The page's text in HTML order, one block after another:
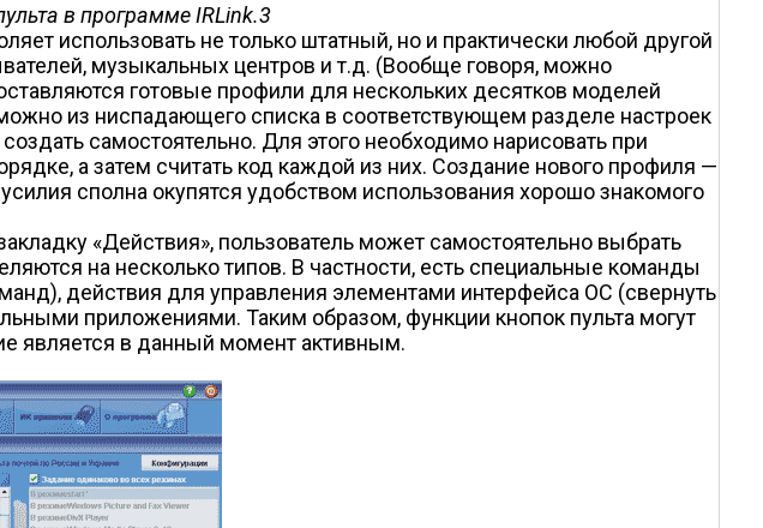
в программе IRLink.3
использовать не только штатный, но и практически любой другой
музыкальных центров и т.д. (Вообще говоря, можно
готовые профили для нескольких десятков моделей
из ниспадающего списка в соответствующем разделе настроек
самостоятельно. Для этого необходимо нарисовать при
а затем считать код каждой из них. Создание нового профиля —
сполна окупятся удобством использования хорошо знакомого
«Действия», пользователь может самостоятельно выбрать
на несколько типов. В частности, есть специальные команды
действия для управления элементами интерфейса ОС (свернуть
приложениями. Таким образом, функции кнопок пульта могут
является в данный момент активным.